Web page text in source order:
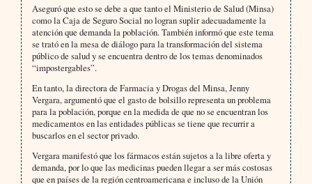
Aseguró que esto se debe a que tanto el Ministerio de Salud (Minsa)
como la Caja de Seguro Social no logran suplir adecuadamente la
atención que demanda la población. También informó que este tema
se trató en la mesa de diálogo para la transformación del sistema
público de salud y se encuentra dentro de los temas denominados
“impostergables”.
En tanto, la directora de Farmacia y Drogas del Minsa, Jenny
Vergara, argumentó que el gasto de bolsillo representa un problema
para la población, porque en la medida de que no se encuentran los
medicamentos en las entidades públicas se tiene que recurrir a
buscarlos en el sector privado.
Vergara manifestó que los fármacos están sujetos a la libre oferta y
demanda, por lo que las medicinas pueden llegar a ser más costosas
que en países de la región centroamericana e incluso de la Unión